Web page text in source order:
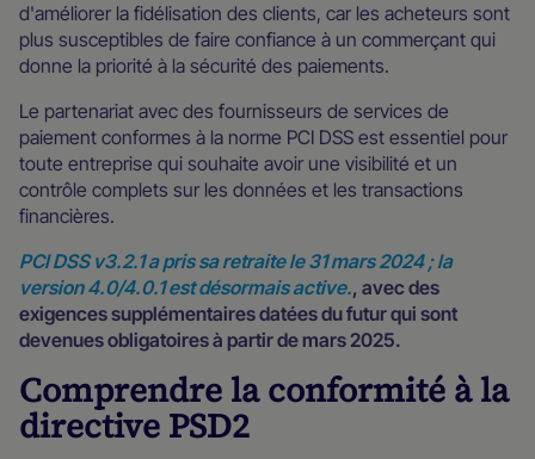
d'améliorer la fidélisation des clients, car les acheteurs sont
plus susceptibles de faire confiance à un commerçant qui
donne la priorité à la sécurité des paiements.
Le partenariat avec des fournisseurs de services de
paiement conformes à la norme PCI DSS est essentiel pour
toute entreprise qui souhaite avoir une visibilité et un
contrôle complets sur les données et les transactions
financières.
PCI DSS v3.2.1 a pris sa retraite le 31 mars 2024 ; la
version 4.0/4.0.1 est désormais active., avec des
exigences supplémentaires datées du futur qui sont
devenues obligatoires à partir de mars 2025.
Comprendre la conformité à la
directive PSD2